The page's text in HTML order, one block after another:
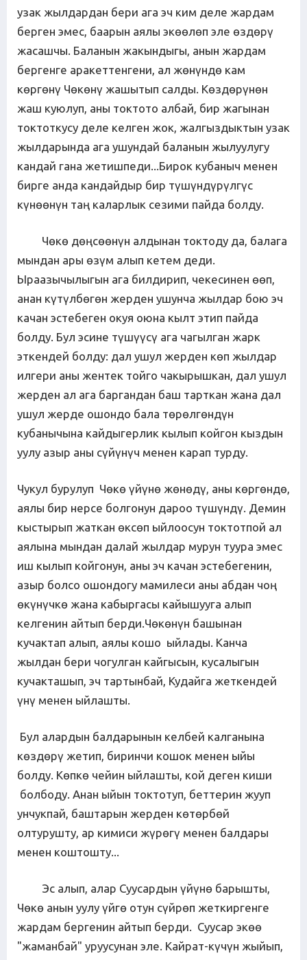
узак жылдардан бери ага эч ким деле жардам
берген эмес, баарын аялы экөөлөп эле өздөрү
жасашчы. Баланын жакындыгы, анын жардам
бергенге аракеттенгени, ал жөнүндө кам
көргөнү Чөкөнү жашытып салды. Көздөрүнөн
жаш куюлуп, аны токтото албай, бир жагынан
токтоткусу деле келген жок, жалгыздыктын узак
жылдарында ага ушундай баланын жылуулугу
кандай гана жетишпеди...Бирок кубаныч менен
бирге анда кандайдыр бир түшүндүрүлгүс
күнөөнүн таң каларлык сезими пайда болду.
Чөкө дөңсөөнүн алдынан токтоду да, балага
мындан ары өзүм алып кетем деди.
Ыраазычылыгын ага билдирип, чекесинен өөп,
анан күтүлбөгөн жерден ушунча жылдар бою эч
качан эстебеген окуя оюна кылт этип пайда
болду. Бул эсине түшүүсү ага чагылган жарк
эткендей болду: дал ушул жерден көп жылдар
илгери аны жентек тойго чакырышкан, дал ушул
жерден ал ага баргандан баш тарткан жана дал
ушул жерде ошондо бала төрөлгөндүн
кубанычына кайдыгерлик кылып койгон кыздын
уулу азыр аны сүйүнүч менен карап турду.
Чукул бурулуп Чөкө үйүнө жөнөдү, аны көргөндө,
аялы бир нерсе болгонун дароо түшүндү. Демин
кыстырып жаткан өксөп ыйлоосун токтотпой ал
аялына мындан далай жылдар мурун туура эмес
иш кылып койгонун, аны эч качан эстебегенин,
азыр болсо ошондогу мамилеси аны абдан чоң
өкүнүчкө жана кабыргасы кайышууга алып
келгенин айтып берди.Чөкөнүн башынан
кучактап алып, аялы кошо ыйлады. Канча
жылдан бери чогулган кайгысын, кусалыгын
кучакташып, эч тартынбай, Кудайга жеткендей
үнү менен ыйлашты.
Бул алардын балдарынын келбей калганына
көздөрү жетип, биринчи кошок менен ыйы
болду. Көпкө чейин ыйлашты, кой деген киши
болбоду. Анан ыйын токтотуп, беттерин жууп
унчукпай, баштарын жерден көтөрбөй
олтурушту, ар кимиси жүрөгү менен балдары
менен коштошту...
Эс алып, алар Суусардын үйүнө барышты,
Чөкө анын уулу үйгө отун сүйрөп жеткиргенге
жардам бергенин айтып берди. Суусар экөө
"жаманбай" уруусунан эле. Кайрат-күчүн жыйып,